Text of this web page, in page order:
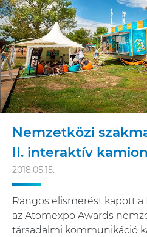
Nemzetközi
II. interaktív
2018.05.15.
Rangos elismerést kapott a
az Atomexpo Awards
társadalmi kommunikáció